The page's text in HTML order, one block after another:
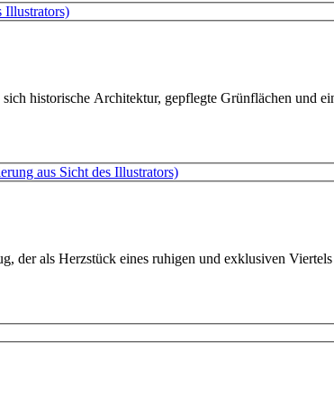
historische Architektur, gepflegte Grünflächen und
als Herzstück eines ruhigen und exklusiven